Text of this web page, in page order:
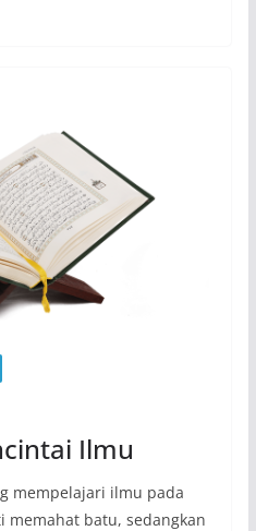
Ilmu
mempelajari ilmu pada
memahat batu, sedangkan